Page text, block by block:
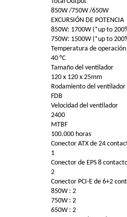
850W /750W /650W
EXCURSIÓN DE POTENCIA
850W: 1700W (*up to
750W: 1500W (*up to
Temperatura de operación
40 °C
Tamaño del ventilador
120 x 120 x 25mm
Rodamiento del ventilador
FDB
Velocidad del ventilador
2400
MTBF
100.000 horas
Conector ATX de 24
1
Conector de EPS 8
2
Conector PCI-E de 6+2
850W : 2
750W : 2
650W : 2